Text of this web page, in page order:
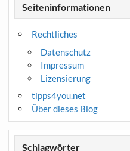
Seiteninformationen
Rechtliches
Datenschutz
Impressum
Lizensierung
tipps4you.net
Über dieses Blog
Schlagwörter